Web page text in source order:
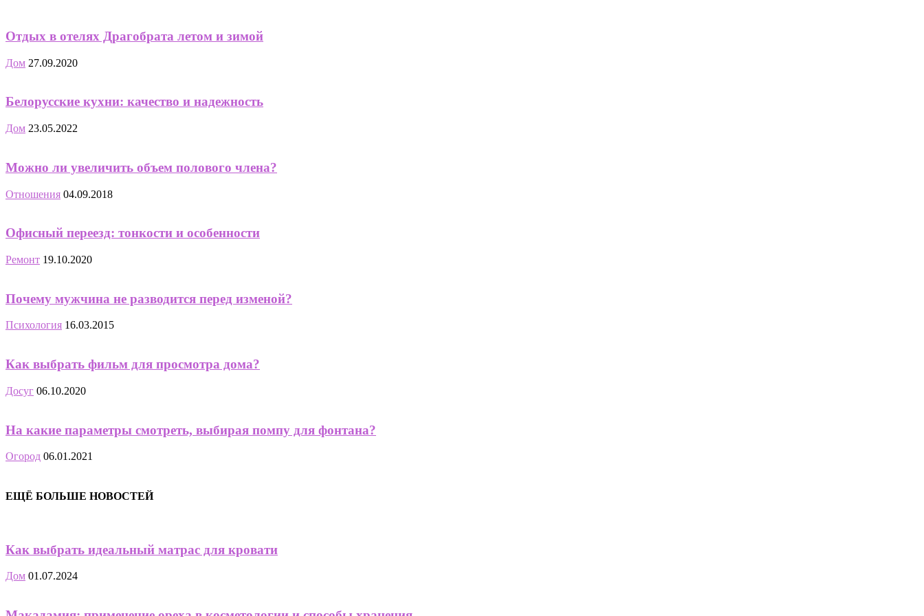
Отдых в отелях Драгобрата летом и зимой
Дом 27.09.2020
Белорусские кухни: качество и надежность
Дом 23.05.2022
Можно ли увеличить объем полового члена?
Отношения 04.09.2018
Офисный переезд: тонкости и особенности
Ремонт 19.10.2020
Почему мужчина не разводится перед изменой?
Психология 16.03.2015
Как выбрать фильм для просмотра дома?
Досуг 06.10.2020
На какие параметры смотреть, выбирая помпу для фонтана?
Огород 06.01.2021
ЕЩЁ БОЛЬШЕ НОВОСТЕЙ
Как выбрать идеальный матрас для кровати
Дом 01.07.2024